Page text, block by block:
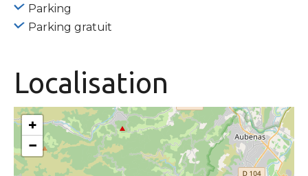
Parking
Parking gratuit
Localisation
+
−